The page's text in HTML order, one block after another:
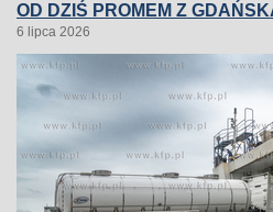
OD DZIŚ PROMEM Z
6 lipca 2026